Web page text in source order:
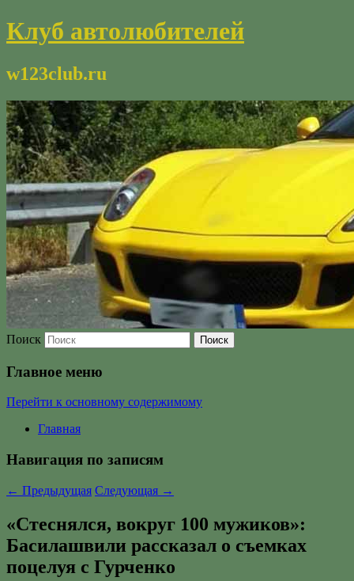
Клуб автолюбителей
w123club.ru
Поиск
Главное меню
Перейти к основному содержимому
Главная
Навигация по записям
← Предыдущая Следующая →
«Стеснялся, вокруг 100 мужиков»:
Басилашвили рассказал о съемках
поцелуя с Гурченко